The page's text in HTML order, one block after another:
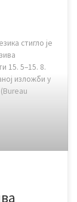
стигло је
15. 5–15. 8.
изложби у